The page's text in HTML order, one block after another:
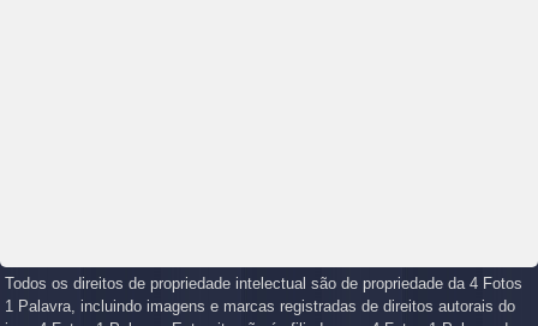
Todos os direitos de propriedade intelectual são de propriedade da 4 Fotos
1 Palavra, incluindo imagens e marcas registradas de direitos autorais do